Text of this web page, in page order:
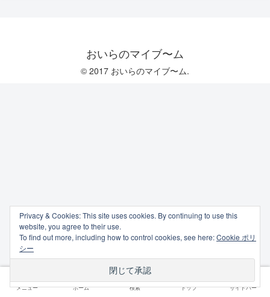
おいらのマイブ〜ム
© 2017 おいらのマイブ〜ム.
メニュー ホーム 検索 トップ サイドバー
Privacy & Cookies: This site uses cookies. By continuing to use this
website, you agree to their use.
To find out more, including how to control cookies, see here:Cookie ポリ
シー